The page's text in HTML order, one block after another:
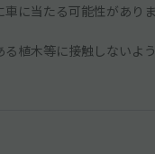
に当たる可能性があり
植木等に接触しないよ